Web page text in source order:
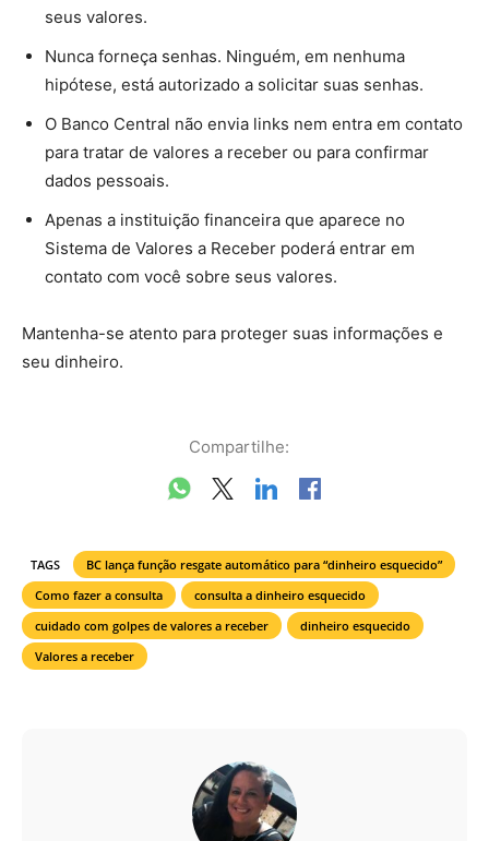
seus valores.
Nunca forneça senhas. Ninguém, em nenhuma
hipótese, está autorizado a solicitar suas senhas.
O Banco Central não envia links nem entra em contato
para tratar de valores a receber ou para confirmar
dados pessoais.
Apenas a instituição financeira que aparece no
Sistema de Valores a Receber poderá entrar em
contato com você sobre seus valores.
Mantenha-se atento para proteger suas informações e
seu dinheiro.
Compartilhe:
TAGS
BC lança função resgate automático para “dinheiro esquecido”
Como fazer a consulta
consulta a dinheiro esquecido
cuidado com golpes de valores a receber
dinheiro esquecido
Valores a receber